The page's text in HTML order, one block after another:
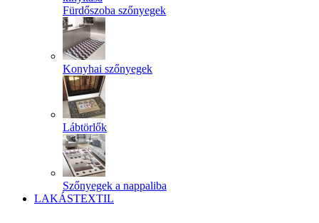
Fürdőszoba szőnyegek
Konyhai szőnyegek
Lábtörlők
Szőnyegek a nappaliba
LAKÁSTEXTIL